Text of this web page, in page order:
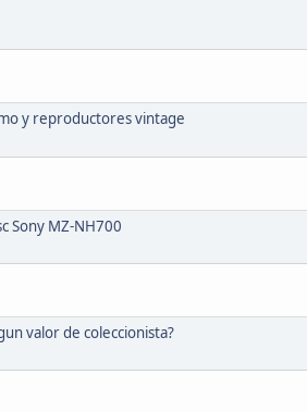
y reproductores vintage
Sony MZ-NH700
valor de coleccionista?